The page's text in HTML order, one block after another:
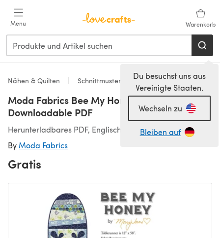
Menu Warenkorb
Du besuchst uns aus
Vereinigte Staaten.
Wechseln zu
Bleiben auf
Nähen & Quilten Schnittmuster & Quiltmuster
Moda Fabrics Bee My Honey Table Runner -
Downloadable PDF
Herunterladbares PDF, Englisch
By Moda Fabrics
Gratis